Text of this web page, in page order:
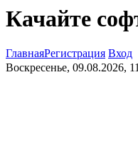
Качайте
ГлавнаяРегистрация Вход
Воскресенье, 09.08.2026,